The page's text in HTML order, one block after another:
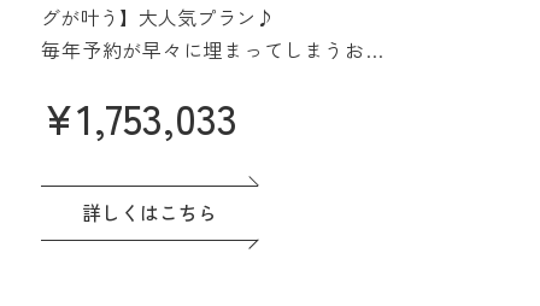
グが叶う】大人気プラン♪
毎年予約が早々に埋まってしまうお得
名駅直結&緑あふれる貸切会場。名古
屋城も一望できる眺望も人気です♪高
評価の料理は一番のおもてなし。
ドレスなど贅沢な特典つき◎準備もゆ
っくり進めよう！
¥1,753,033
詳しくはこちら